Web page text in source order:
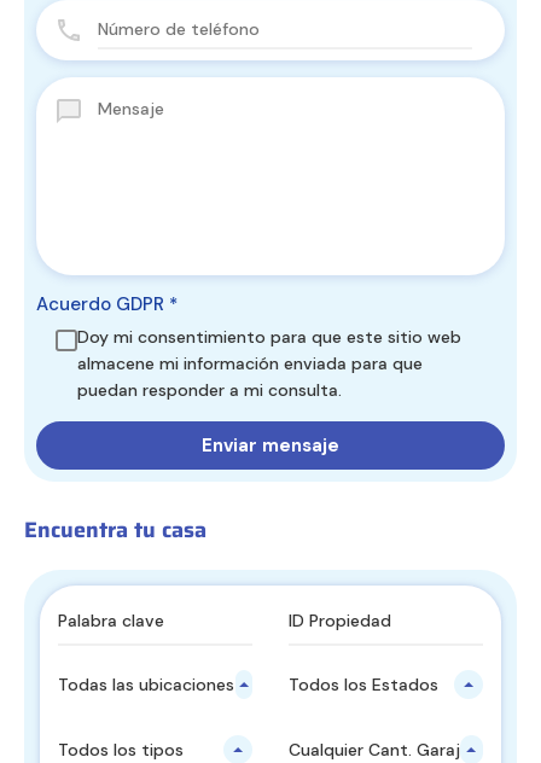
Acuerdo GDPR *
Doy mi consentimiento para que este sitio web
almacene mi información enviada para que
puedan responder a mi consulta.
Encuentra tu casa
Todas las ubicaciones principalesTodos los Estados
Todos los tipos Cualquier Cant. Garajes